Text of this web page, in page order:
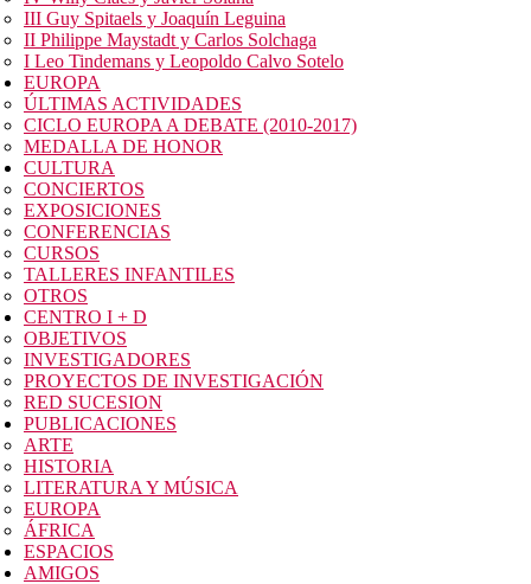
III Guy Spitaels y Joaquín Leguina
II Philippe Maystadt y Carlos Solchaga
I Leo Tindemans y Leopoldo Calvo Sotelo
EUROPA
ÚLTIMAS ACTIVIDADES
CICLO EUROPA A DEBATE (2010-2017)
MEDALLA DE HONOR
CULTURA
CONCIERTOS
EXPOSICIONES
CONFERENCIAS
CURSOS
TALLERES INFANTILES
OTROS
CENTRO I + D
OBJETIVOS
INVESTIGADORES
PROYECTOS DE INVESTIGACIÓN
RED SUCESION
PUBLICACIONES
ARTE
HISTORIA
LITERATURA Y MÚSICA
EUROPA
ÁFRICA
ESPACIOS
AMIGOS